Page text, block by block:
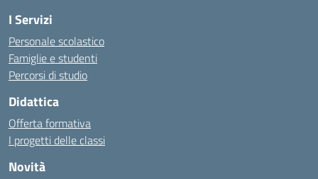
I Servizi
Personale scolastico
Famiglie e studenti
Percorsi di studio
Didattica
Offerta formativa
I progetti delle classi
Novità